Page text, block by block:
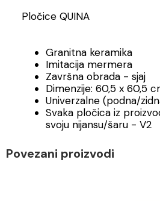
Pločice QUINA
Granitna keramika
Imitacija mermera
Završna obrada - sjaj
Dimenzije: 60,5 x 60,5
Univerzalne (podna/
Svaka pločica iz
svoju nijansu/šaru - V2
Povezani proizvodi